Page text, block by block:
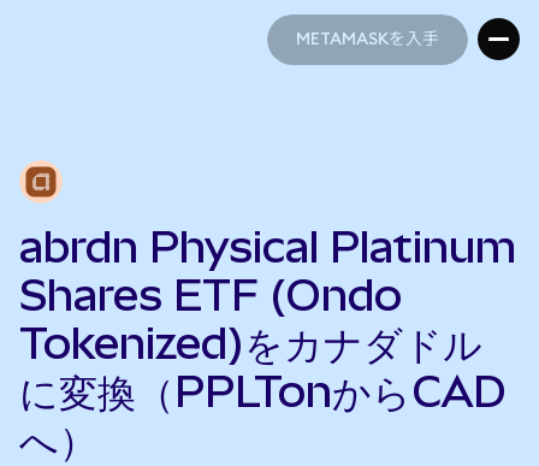
METAMASKを入手
abrdn Physical Platinum
Shares ETF (Ondo
Tokenized)をカナダドル
に変換（PPLTonからCAD
へ）